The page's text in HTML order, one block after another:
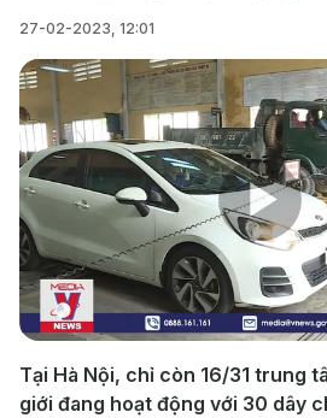
27-02-2023, 12:01
Tại Hà Nội, chỉ còn 16/31 trung
giới đang hoạt động với 30 dây